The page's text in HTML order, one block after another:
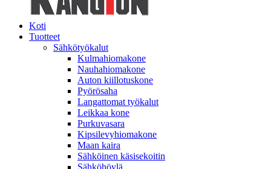
Koti
Tuotteet
Sähkötyökalut
Kulmahiomakone
Nauhahiomakone
Auton kiillotuskone
Pyörösaha
Langattomat työkalut
Leikkaa kone
Purkuvasara
Kipsilevyhiomakone
Maan kaira
Sähköinen käsisekoitin
Sähköhöylä